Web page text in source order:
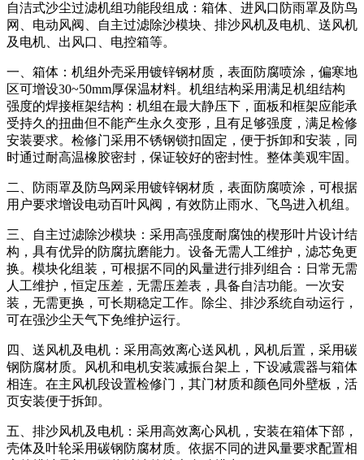
自洁式沙尘过滤机组功能段组成：箱体、进风口防雨罩及防鸟
网、电动风阀、自主过滤除沙模块、排沙风机及电机、送风机
及电机、出风口、电控箱等。
一、箱体：机组外壳采用镀锌钢材质，表面防腐喷涂，偏寒地
区可增设30~50mm厚保温材料。机组结构采用满足机组结构
强度的焊接框架结构：机组在最大静压下，面板和框架应能承
受持久的扭曲但不能产生永久变形，且有足够强度，满足检修
安装要求。检修门采用不锈钢锁扣固定，便于拆卸和安装，同
时通过耐高温橡胶密封，保证较好的密封性。整体美观牢固。
二、防雨罩及防鸟网采用镀锌钢材质，表面防腐喷涂，可根据
用户要求增设电动百叶风阀，有效防止雨水、飞鸟进入机组。
三、自主过滤除沙模块：采用高强度耐腐蚀的楔形叶片设计结
构，具有优异的防腐抗磨能力。设备无需人工维护，滤芯免更
换。模块化组装，可根据不同的风量进行排列组合：日常无需
人工维护，恒定压差，无需压差表，具备自洁功能。一次安
装，无需更换，可长期稳定工作。除尘、排沙系统自动运行，
可在强沙尘天气下免维护运行。
四、送风机及电机：采用高效离心送风机，风机后置，采用碳
钢防腐材质。风机和电机安装减振台架上，下设减震器与箱体
相连。在主风机段设置检修门，其门材质和颜色同外壁板，活
页安装便于拆卸。
五、排沙风机及电机：采用高效离心风机，安装在箱体下部，
壳体及叶轮采用碳钢防腐材质。依据不同的进风量要求配置相